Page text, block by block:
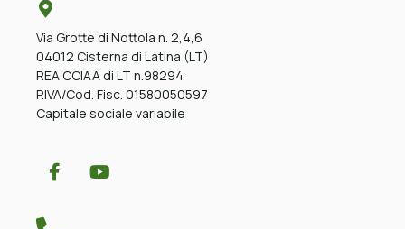
Via Grotte di Nottola n. 2,4,6
04012 Cisterna di Latina (LT)
REA CCIAA di LT n.98294
P.IVA/Cod. Fisc. 01580050597
Capitale sociale variabile